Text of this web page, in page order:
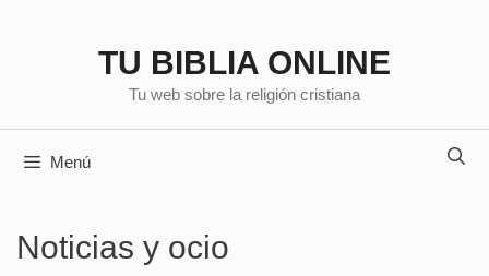
TU BIBLIA ONLINE
Tu web sobre la religión cristiana
Menú
Noticias y ocio